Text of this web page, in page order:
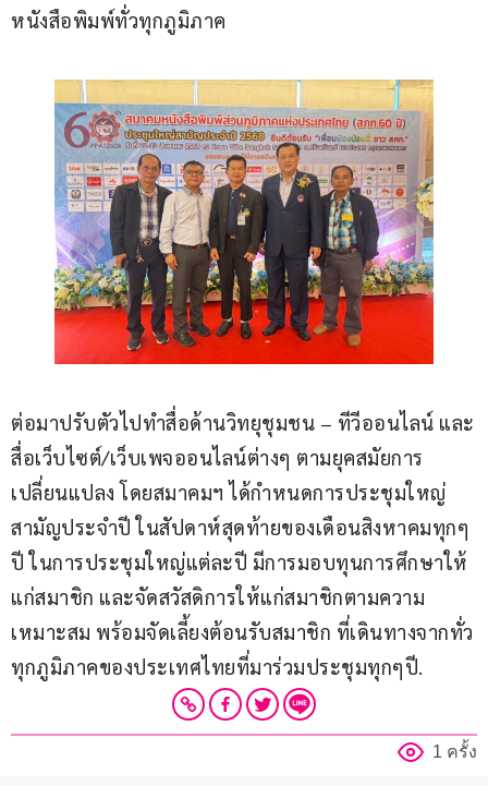
หนังสือพิมพ์ทั่วทุกภูมิภาค
ต่อมาปรับตัวไปทำสื่อด้านวิทยุชุมชน – ทีวีออนไลน์ และ
สื่อเว็บไซต์/เว็บเพจออนไลน์ต่างๆ ตามยุคสมัยการ
เปลี่ยนแปลง โดยสมาคมฯ ได้กำหนดการประชุมใหญ่
สามัญประจำปี ในสัปดาห์สุดท้ายของเดือนสิงหาคมทุกๆ
ปี ในการประชุมใหญ่แต่ละปี มีการมอบทุนการศึกษาให้
แก่สมาชิก และจัดสวัสดิการให้แก่สมาชิกตามความ
เหมาะสม พร้อมจัดเลี้ยงต้อนรับสมาชิก ที่เดินทางจากทั่ว
ทุกภูมิภาคของประเทศไทยที่มาร่วมประชุมทุกๆปี.
1 ครั้ง